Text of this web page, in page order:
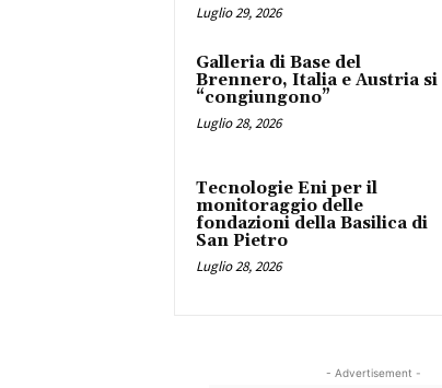
Luglio 29, 2026
Galleria di Base del
Brennero, Italia e Austria si
“congiungono”
Luglio 28, 2026
Tecnologie Eni per il
monitoraggio delle
fondazioni della Basilica di
San Pietro
Luglio 28, 2026
- Advertisement -